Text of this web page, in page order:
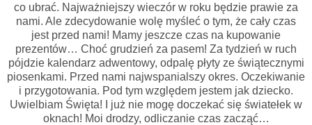
co ubrać. Najważniejszy wieczór w roku będzie prawie za
nami. Ale zdecydowanie wolę myśleć o tym, że cały czas
jest przed nami! Mamy jeszcze czas na kupowanie
prezentów… Choć grudzień za pasem! Za tydzień w ruch
pójdzie kalendarz adwentowy, odpalę płyty ze świątecznymi
piosenkami. Przed nami najwspanialszy okres. Oczekiwanie
i przygotowania. Pod tym względem jestem jak dziecko.
Uwielbiam Święta! I już nie mogę doczekać się światełek w
oknach! Moi drodzy, odliczanie czas zacząć…